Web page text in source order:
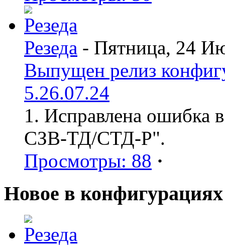
Резеда - Пятница, 24
Выпущен релиз
5.26.07.24
1. Исправлена ошибка
СЗВ-ТД/СТД-Р".
Просмотры: 88 ·
Новое в конфигурациях